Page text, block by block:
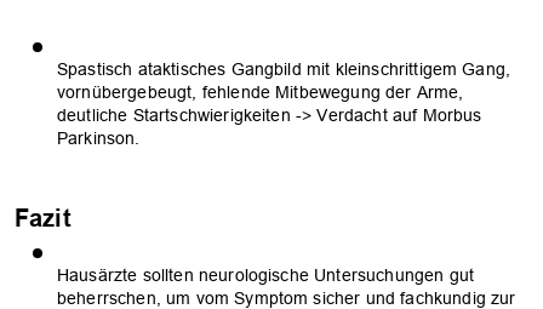
Spastisch ataktisches Gangbild mit kleinschrittigem Gang,
vornübergebeugt, fehlende Mitbewegung der Arme,
deutliche Startschwierigkeiten -> Verdacht auf Morbus
Parkinson.
Fazit
Hausärzte sollten neurologische Untersuchungen gut
beherrschen, um vom Symptom sicher und fachkundig zur